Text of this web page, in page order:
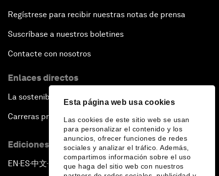
Esta página web usa cookies
Las cookies de este sitio web se usan
para personalizar el contenido y los
anuncios, ofrecer funciones de redes
sociales y analizar el tráfico. Además,
compartimos información sobre el uso
que haga del sitio web con nuestros
Regístrese para recibir nuestras notas de prensa
Suscríbase a nuestros boletines
Contacte con nosotros
Enlaces directos
La sostenibilidad en el Foro
Carreras profesionales
Ediciones en otros idiomas
EN ▪ES▪中文▪ 日本語